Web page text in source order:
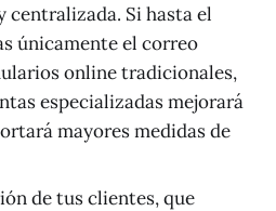
centralizada. Si hasta el
únicamente el correo
online tradicionales,
especializadas mejorará
mayores medidas de
de tus clientes, que